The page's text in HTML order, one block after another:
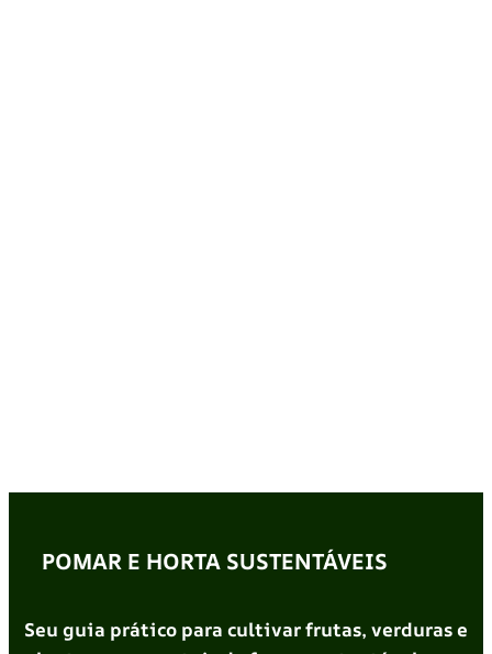
POMAR E HORTA SUSTENTÁVEIS
Seu guia prático para cultivar frutas, verduras e